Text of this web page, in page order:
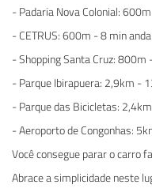
- Padaria Nova Colonial:
- CETRUS: 600m - 8 min
- Shopping Santa Cruz: 800m
- Parque Ibirapuera: 2,9km -
- Parque das Bicicletas:
- Aeroporto de Congonhas:
Você consegue parar o carro
Abrace a simplicidade neste